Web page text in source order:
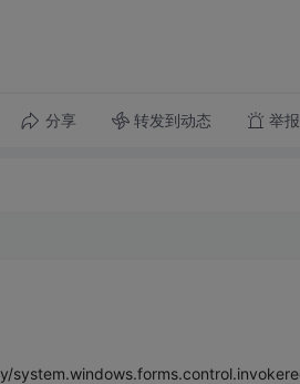
分享 转发到动态 举报